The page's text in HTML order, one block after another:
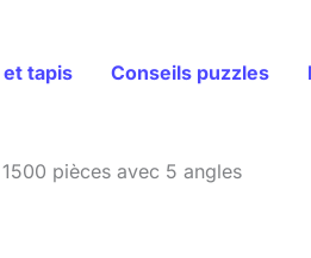
tapis Conseils puzzles
pièces avec 5 angles